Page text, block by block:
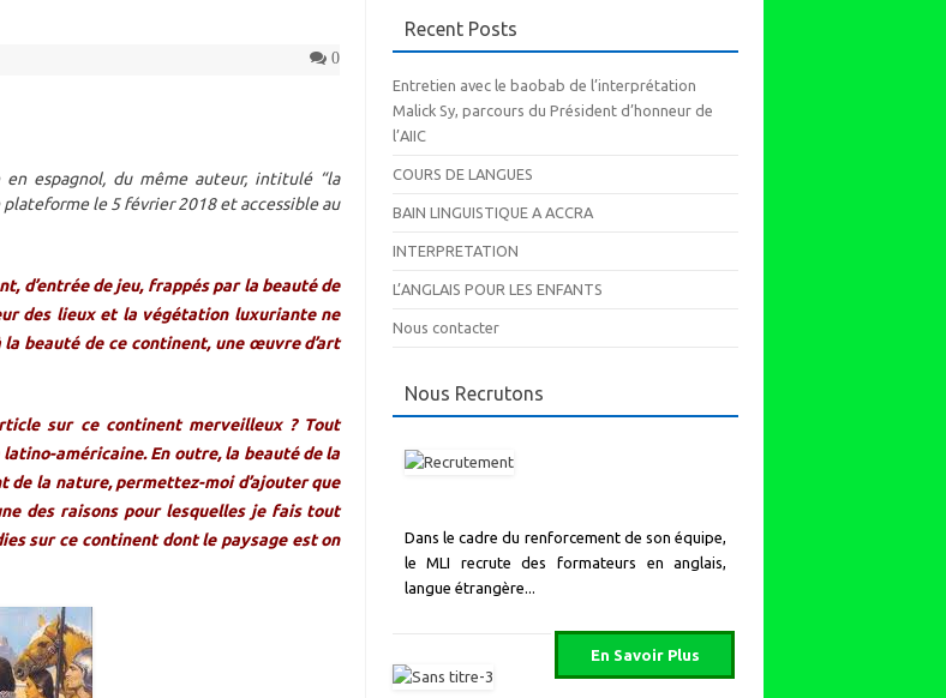
0
espagnol, du même auteur, intitulé “la
le 5 février 2018 et accessible au
d’entrée de jeu, frappés par la beauté de
des lieux et la végétation luxuriante ne
beauté de ce continent, une œuvre d’art
sur ce continent merveilleux ? Tout
américaine. En outre, la beauté de la
de la nature, permettez-moi d’ajouter que
des raisons pour lesquelles je fais tout
sur ce continent dont le paysage est on
Recent Posts
Entretien avec le baobab de l’interprétation
Malick Sy, parcours du Président d’honneur de
l’AIIC
COURS DE LANGUES
BAIN LINGUISTIQUE A ACCRA
INTERPRETATION
L’ANGLAIS POUR LES ENFANTS
Nous contacter
Nous Recrutons
Dans le cadre du renforcement de son équipe,
le MLI recrute des formateurs en anglais,
langue étrangère...